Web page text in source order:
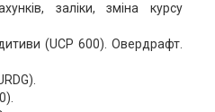
заліки, зміна курсу
(UCP 600). Овердрафт.